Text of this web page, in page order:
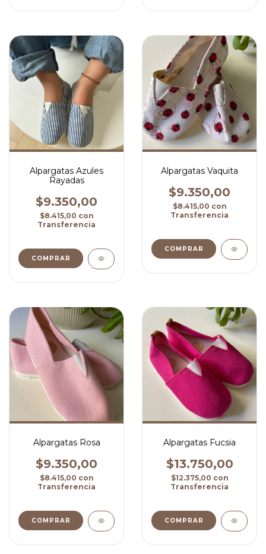
Alpargatas Azules
Rayadas
$9.350,00
$8.415,00 con
Transferencia
COMPRAR
Alpargatas Vaquita
$9.350,00
$8.415,00 con
Transferencia
COMPRAR
Alpargatas Rosa
$9.350,00
$8.415,00 con
Transferencia
COMPRAR
Alpargatas Fucsia
$13.750,00
$12.375,00 con
Transferencia
COMPRAR